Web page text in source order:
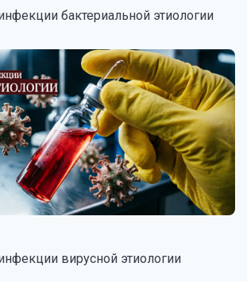
бактериальной этиологии
вирусной этиологии